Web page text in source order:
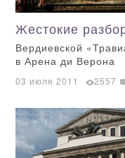
Жестокие
Вердиевской
в Арена ди Верона
03 июля 2011 2557